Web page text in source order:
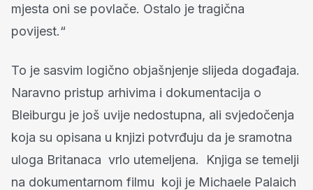
mjesta oni se povlače. Ostalo je tragična
povijest.“
To je sasvim logično objašnjenje slijeda događaja.
Naravno pristup arhivima i dokumentacija o
Bleiburgu je još uvije nedostupna, ali svjedočenja
koja su opisana u knjizi potvrđuju da je sramotna
uloga Britanaca vrlo utemeljena. Knjiga se temelji
na dokumentarnom filmu koji je Michaele Palaich